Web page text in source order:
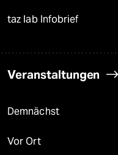
taz lab Infobrief
Veranstaltungen
Demnächst
Vor Ort